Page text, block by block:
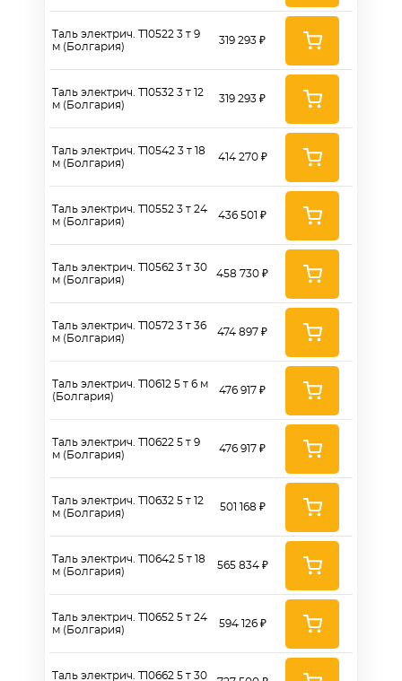
Таль электрич. Т10522 3 т 9
м (Болгария)
Таль электрич. Т10532 3 т 12
м (Болгария)
Таль электрич. Т10542 3 т 18
м (Болгария)
Таль электрич. Т10552 3 т 24
м (Болгария)
Таль электрич. Т10562 3 т 30
м (Болгария)
Таль электрич. Т10572 3 т 36
м (Болгария)
Таль электрич. Т10612 5 т 6 м
(Болгария)
Таль электрич. Т10622 5 т 9
м (Болгария)
Таль электрич. Т10632 5 т 12
м (Болгария)
Таль электрич. Т10642 5 т 18
м (Болгария)
Таль электрич. Т10652 5 т 24
м (Болгария)
Таль электрич. Т10662 5 т 30
319 293 ₽
319 293 ₽
414 270 ₽
436 501 ₽
458 730 ₽
474 897 ₽
476 917 ₽
476 917 ₽
501 168 ₽
565 834 ₽
594 126 ₽